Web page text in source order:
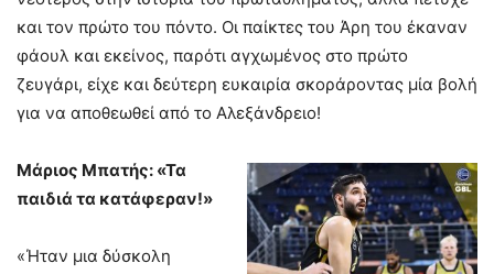
και τον πρώτο του πόντο. Οι παίκτες του Άρη του έκαναν
φάουλ και εκείνος, παρότι αγχωμένος στο πρώτο
ζευγάρι, είχε και δεύτερη ευκαιρία σκοράροντας μία βολή
για να αποθεωθεί από το Αλεξάνδρειο!
Μάριος Μπατής: «Τα
παιδιά τα κατάφεραν!»
«Ήταν μια δύσκολη